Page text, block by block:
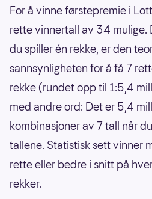
For å vinne førstepremie i
rette vinnertall av 34 mulige.
du spiller én rekke, er den
sannsynligheten for å få 7
rekke (rundet opp til 1:5,4
med andre ord: Det er 5,4
kombinasjoner av 7 tall når
tallene. Statistisk sett vinner
rette eller bedre i snitt på
rekker.